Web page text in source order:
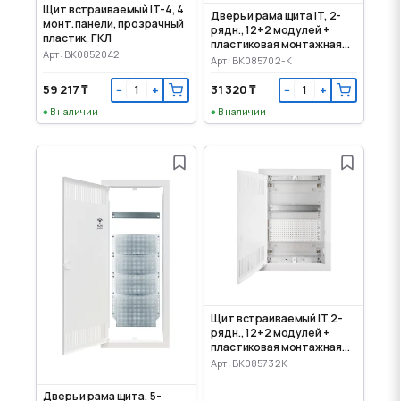
Щит встраиваемый IT-4, 4
монт. панели, прозрачный
пластик, ГКЛ
Арт: BK0852042I
59 217 ₸ − +
В наличии
Дверь и рама щита IT, 2-
рядн., 12+2 модулей +
пластиковая монтажная
панель
Арт: BK085702-K
31 320 ₸ − +
В наличии
Дверь и рама щита, 5-
Щит встраиваемый IT 2-
рядн., 12+2 модулей +
пластиковая монтажная
панель
Арт: BK085732K